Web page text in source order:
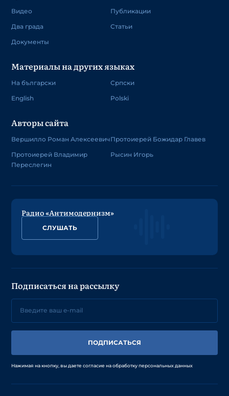
Видео
Два града
Документы
Публикации
Статьи
Материалы на других языках
На български
English
Српски
Polski
Авторы сайта
Вершилло Роман Алексеевич
Протоиерей Владимир
Переслегин
Протоиерей Божидар Главев
Рысин Игорь
Радио «Антимодернизм»
СЛУШАТЬ
Подписаться на рассылку
ПОДПИСАТЬСЯ
Нажимая на кнопку, вы даете согласие на обработку персональных данных